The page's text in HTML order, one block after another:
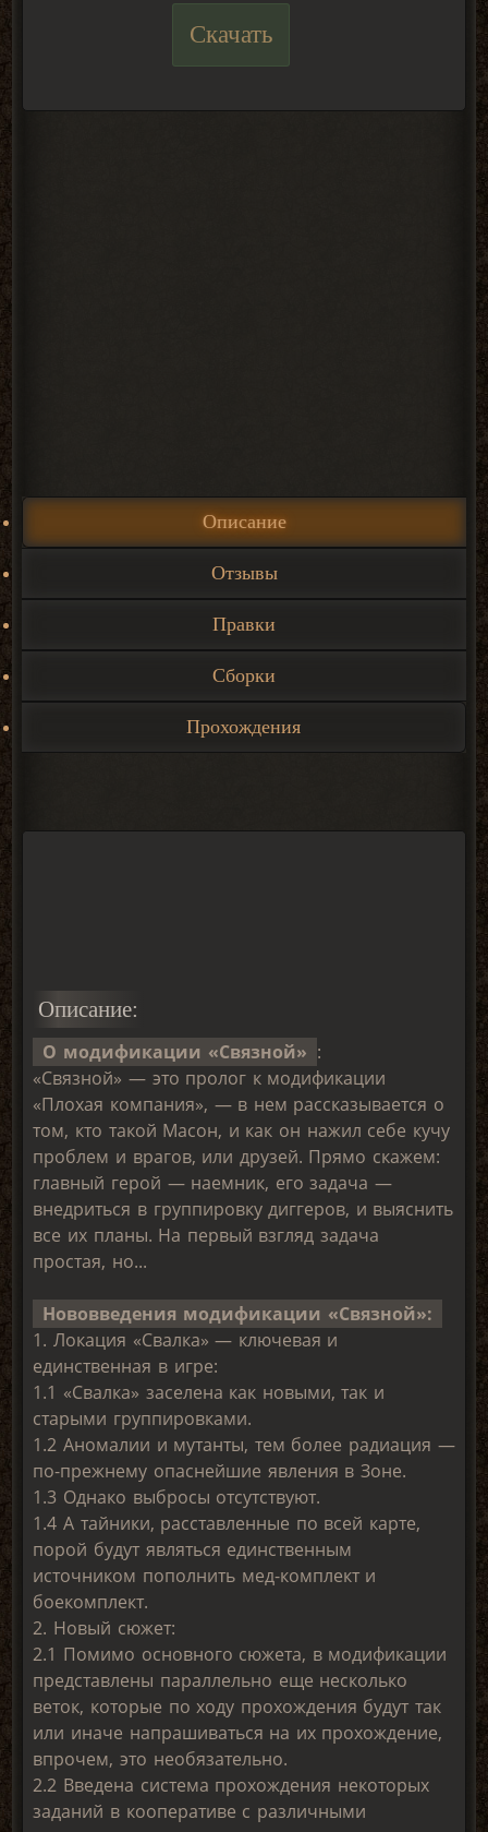
Скачать
Описание
Отзывы
Правки
Сборки
Прохождения
Описание:
О модификации «Связной» :
«Связной» — это пролог к модификации
«Плохая компания», — в нем рассказывается о
том, кто такой Масон, и как он нажил себе кучу
проблем и врагов, или друзей. Прямо скажем:
главный герой — наемник, его задача —
внедриться в группировку диггеров, и выяснить
все их планы. На первый взгляд задача
простая, но...
Нововведения модификации «Связной»:
1. Локация «Свалка» — ключевая и
единственная в игре:
1.1 «Свалка» заселена как новыми, так и
старыми группировками.
1.2 Аномалии и мутанты, тем более радиация —
по-прежнему опаснейшие явления в Зоне.
1.3 Однако выбросы отсутствуют.
1.4 А тайники, расставленные по всей карте,
порой будут являться единственным
источником пополнить мед-комплект и
боекомплект.
2. Новый сюжет:
2.1 Помимо основного сюжета, в модификации
представлены параллельно еще несколько
веток, которые по ходу прохождения будут так
или иначе напрашиваться на их прохождение,
впрочем, это необязательно.
2.2 Введена система прохождения некоторых
заданий в кооперативе с различными